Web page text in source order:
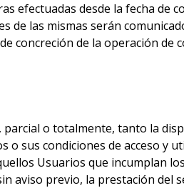
efectuadas desde la fecha de
de las mismas serán
concreción de la operación de
o totalmente, tanto la
sus condiciones de acceso y
Usuarios que incumplan
previo, la prestación del